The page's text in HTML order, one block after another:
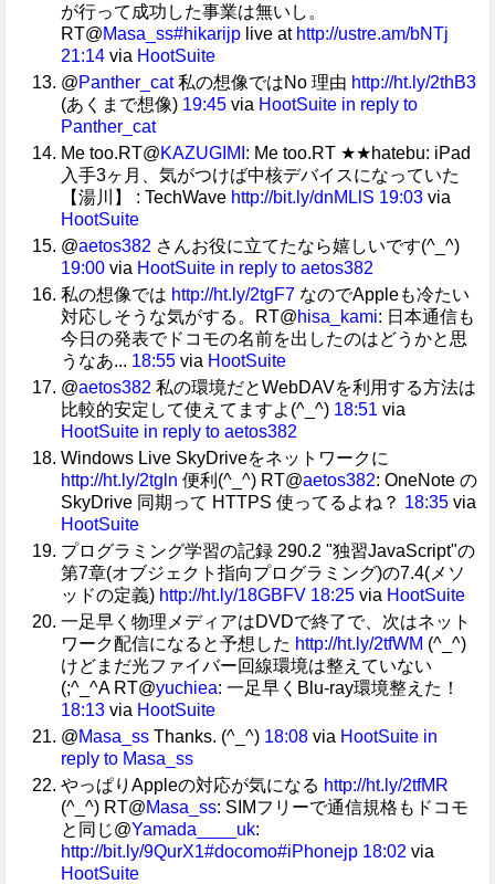
が行って成功した事業は無いし。
RT@Masa_ss#hikarijp live at http://ustre.am/bNTj
21:14 via HootSuite
@Panther_cat私の想像ではNo 理由 http://ht.ly/2thB3
(あくまで想像) 19:45 via HootSuite in reply to
Panther_cat
Me too.RT@KAZUGIMI : Me too.RT ★★hatebu: iPad
入手3ヶ月、気がつけば中核デバイスになっていた
【湯川】 : TechWave http://bit.ly/dnMLlS 19:03 via
HootSuite
@aetos382 さんお役に立てたなら嬉しいです(^_^)
19:00 via HootSuite in reply to aetos382
私の想像では http://ht.ly/2tgF7 なのでAppleも冷たい
対応しそうな気がする。RT@hisa_kami: 日本通信も
今日の発表でドコモの名前を出したのはどうかと思
うなあ... 18:55 via HootSuite
@aetos382 私の環境だとWebDAVを利用する方法は
比較的安定して使えてますよ(^_^) 18:51 via
HootSuite in reply to aetos382
Windows Live SkyDriveをネットワークに
http://ht.ly/2tgln 便利(^_^) RT@aetos382: OneNote の
SkyDrive 同期って HTTPS 使ってるよね？ 18:35 via
HootSuite
プログラミング学習の記録 290.2 "独習JavaScript"の
第7章(オブジェクト指向プログラミング)の7.4(メソ
ッドの定義) http://ht.ly/18GBFV 18:25 via HootSuite
一足早く物理メディアはDVDで終了で、次はネット
ワーク配信になると予想した http://ht.ly/2tfWM (^_^)
けどまだ光ファイバー回線環境は整えていない
(;^_^A RT@yuchiea: 一足早くBlu-ray環境整えた！
18:13 via HootSuite
@Masa_ss Thanks. (^_^) 18:08 via HootSuite in
reply to Masa_ss
やっぱりAppleの対応が気になる http://ht.ly/2tfMR
(^_^) RT@Masa_ss: SIMフリーで通信規格もドコモ
と同じ@Yamada____uk:
http://bit.ly/9QurX1#docomo#iPhonejp 18:02 via
HootSuite